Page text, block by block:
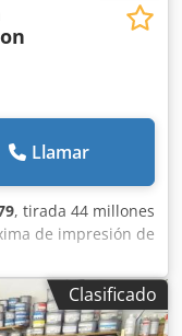
Llamar
, tirada 44 millones
de impresión de
cm El
Clasificado